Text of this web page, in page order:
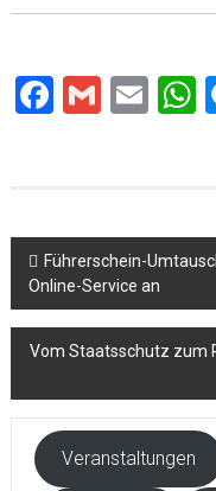
Facebook
Gmail
Führerschein-
Online-Service an
Vom Staatsschutz zum
Veranstaltungen